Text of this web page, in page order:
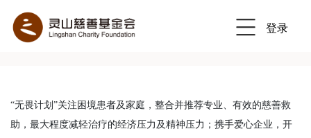
登录
“无畏计划”关注困境患者及家庭，整合并推荐专业、有效的慈善救
助，最大程度减轻治疗的经济压力及精神压力；携手爱心企业，开